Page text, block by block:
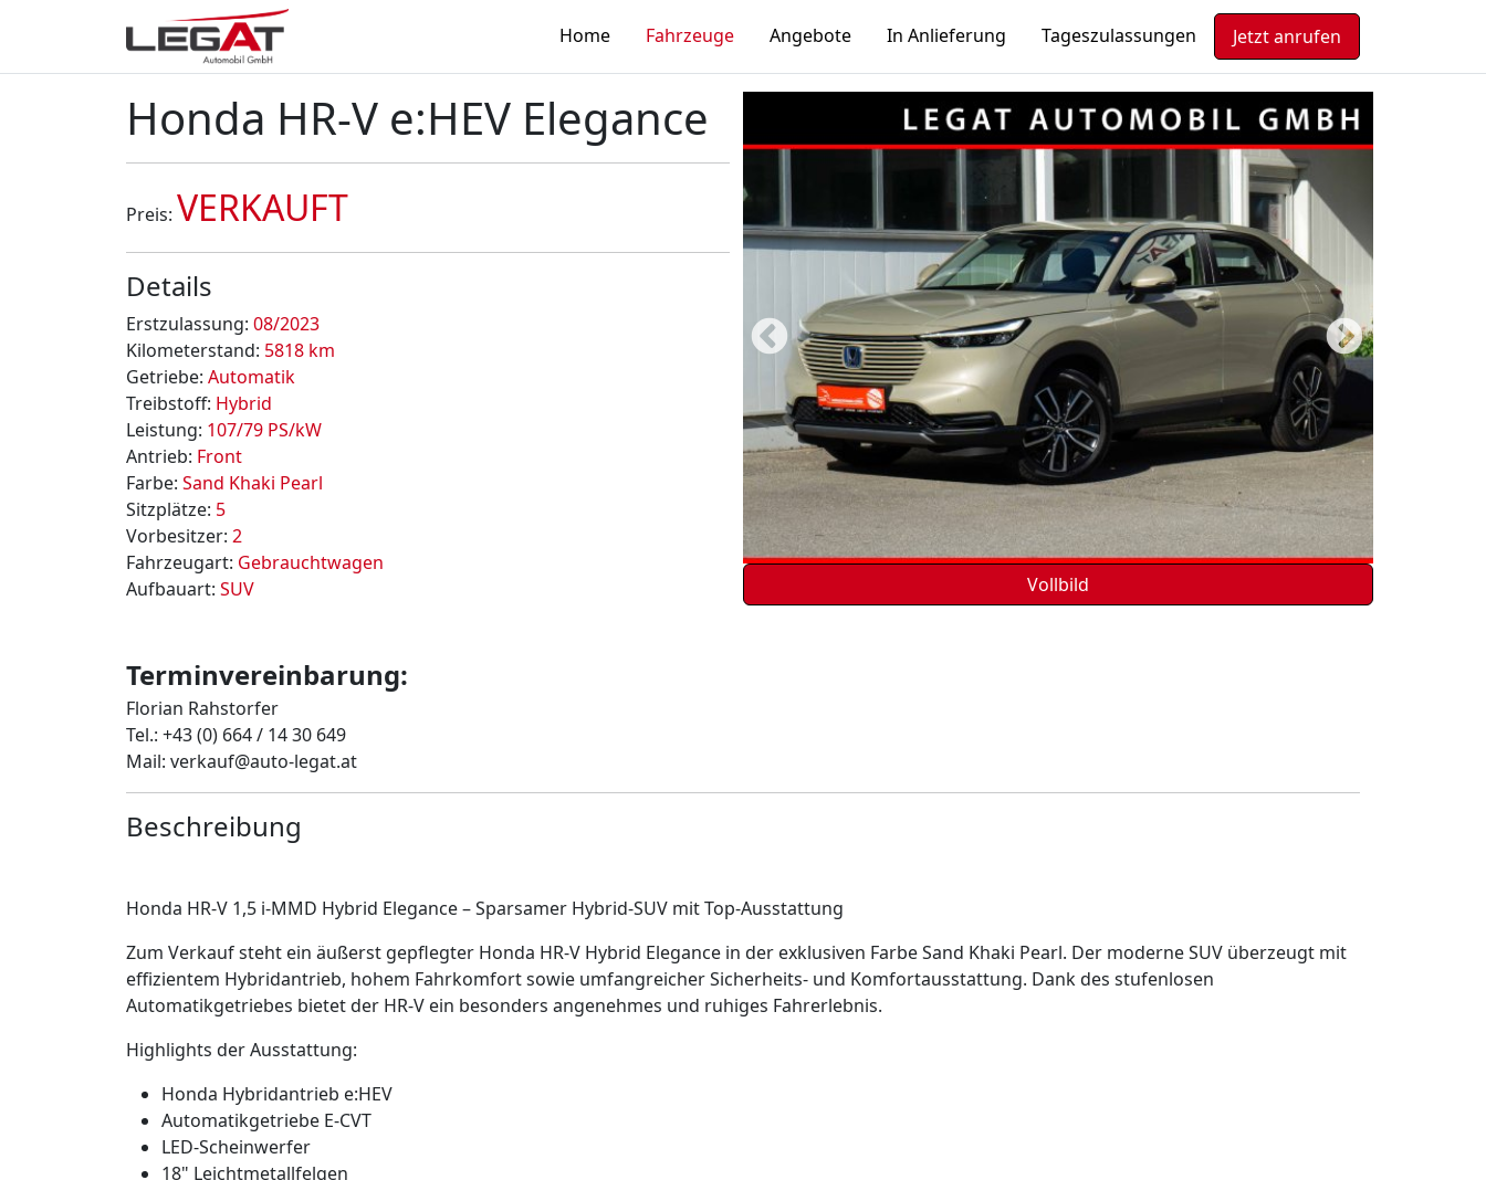
Home Fahrzeuge Angebote In Anlieferung Tageszulassungen Jetzt anrufen
Honda HR-V e:HEV Elegance
Preis: VERKAUFT
Details
Erstzulassung: 08/2023
Kilometerstand: 5818 km
Getriebe: Automatik
Treibstoff: Hybrid
Leistung: 107/79 PS/kW
Antrieb: Front
Farbe: Sand Khaki Pearl
Sitzplätze: 5
Vorbesitzer: 2
Fahrzeugart: Gebrauchtwagen
Aufbauart: SUV
Terminvereinbarung:
Florian Rahstorfer
Tel.: +43 (0) 664 / 14 30 649
Mail: verkauf@auto-legat.at
Vollbild
Beschreibung
Honda HR-V 1,5 i-MMD Hybrid Elegance – Sparsamer Hybrid-SUV mit Top-Ausstattung
Zum Verkauf steht ein äußerst gepflegter Honda HR-V Hybrid Elegance in der exklusiven Farbe Sand Khaki Pearl. Der moderne SUV überzeugt mit
effizientem Hybridantrieb, hohem Fahrkomfort sowie umfangreicher Sicherheits- und Komfortausstattung. Dank des stufenlosen
Automatikgetriebes bietet der HR-V ein besonders angenehmes und ruhiges Fahrerlebnis.
Highlights der Ausstattung:
Honda Hybridantrieb e:HEV
Automatikgetriebe E-CVT
LED-Scheinwerfer
18" Leichtmetallfelgen